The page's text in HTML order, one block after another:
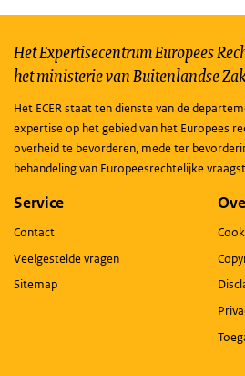
Het Expertisecentrum Europees
het ministerie van Buitenlandse
Het ECER staat ten dienste van de
expertise op het gebied van het Europees
overheid te bevorderen, mede ter
behandeling van Europeesrechtelijke
Service
Contact
Veelgestelde vragen
Sitemap